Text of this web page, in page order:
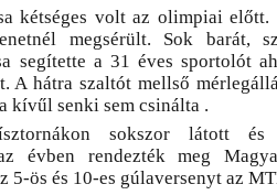
kétséges volt az olimpiai
megsérült. Sok barát,
segítette a 31 éves sportolót
A hátra szaltót mellső
kívűl senki sem csinálta .
sokszor látott és
évben rendezték meg
5-ös és 10-es gúlaversenyt az